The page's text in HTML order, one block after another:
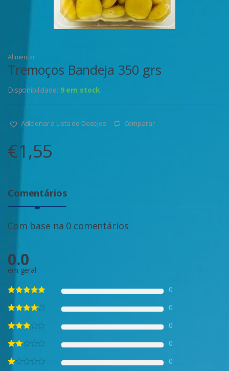
Alimentar
Tremoços Bandeja 350 grs
Disponibilidade: 9 em stock
Adicionar a Lista de Desejos Comparar
€1,55
Comentários
Com base na 0 comentários
0.0
em geral
0
0
0
0
0